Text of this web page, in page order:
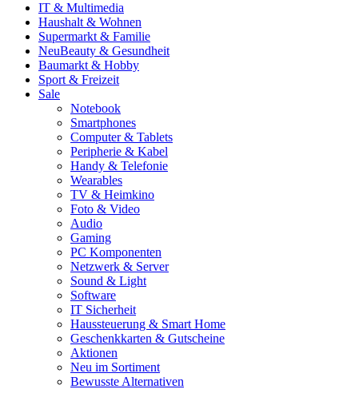
IT & Multimedia
Haushalt & Wohnen
Supermarkt & Familie
NeuBeauty & Gesundheit
Baumarkt & Hobby
Sport & Freizeit
Sale
Notebook
Smartphones
Computer & Tablets
Peripherie & Kabel
Handy & Telefonie
Wearables
TV & Heimkino
Foto & Video
Audio
Gaming
PC Komponenten
Netzwerk & Server
Sound & Light
Software
IT Sicherheit
Haussteuerung & Smart Home
Geschenkkarten & Gutscheine
Aktionen
Neu im Sortiment
Bewusste Alternativen